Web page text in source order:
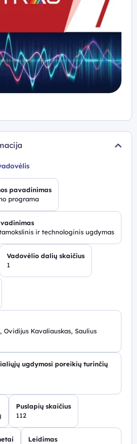
pavadinimas
programa
ir technologinis ugdymas
Vadovėlio dalių skaičius
1
Ovidijus Kavaliauskas, Saulius
ugdymosi poreikių turinčių
Puslapių skaičius
112
Leidimas